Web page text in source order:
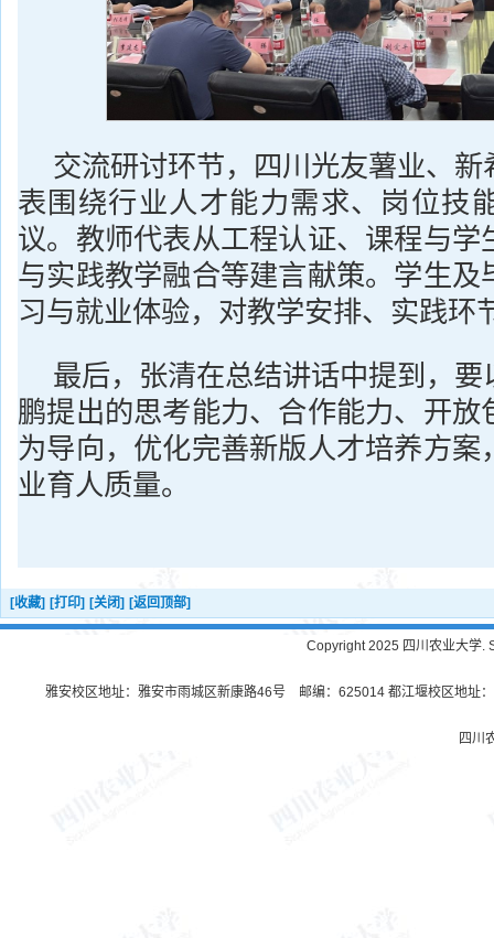
交流研讨环节，四川光友薯业、
表围绕行业人才能力需求、岗位技
议。教师代表从工程认证、课程与学
与实践教学融合等建言献策。学生及
习与就业体验，对教学安排、实践环
最后，张清在总结讲话中提到，
鹏提出的思考能力、合作能力、开放
为导向，优化完善新版人才培养方案
业育人质量。
[收藏] [打印] [关闭] [返回顶部]
Copyright 2025 四川农业大学.
雅安校区地址：雅安市雨城区新康路46号 邮编：625014 都江堰校区地址
四川